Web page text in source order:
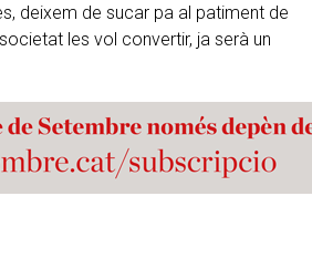
deixem de sucar pa al patiment de
les vol convertir, ja serà un